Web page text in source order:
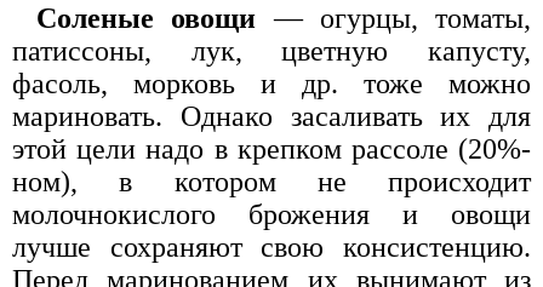
Соленые овощи — огурцы, томаты,
патиссоны, лук, цветную капусту,
фасоль, морковь и др. тоже можно
мариновать. Однако засаливать их для
этой цели надо в крепком рассоле (20%-
ном), в котором не происходит
молочнокислого брожения и овощи
лучше сохраняют свою консистенцию.
Перед маринованием их вынимают из